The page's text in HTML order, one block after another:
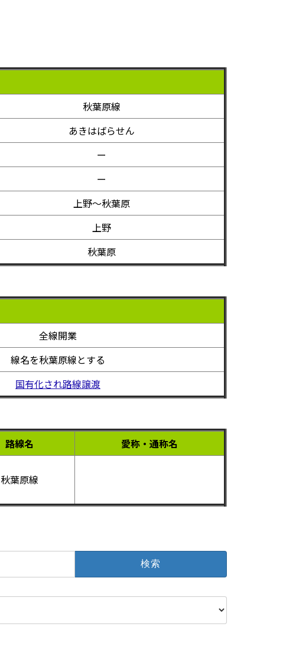
秋葉原線
あきはばらせん
ー
ー
上野～秋葉原
上野
秋葉原
全線開業
線名を秋葉原線とする
国有化され路線譲渡
路線名 愛称・通称名
秋葉原線